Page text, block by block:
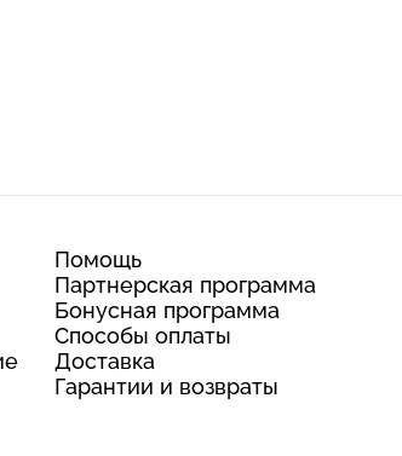
Помощь
Партнерская программа
Бонусная программа
Способы оплаты
Доставка
Гарантии и возвраты